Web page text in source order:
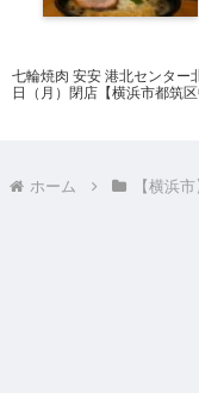
七輪焼肉 安安 港北センター
日（月）閉店【横浜市都筑区
ホーム 【横浜